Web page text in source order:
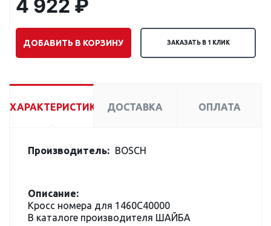
4 922 ₽
ДОБАВИТЬ В КОРЗИНУ ЗАКАЗАТЬ В 1 КЛИК
ХАРАКТЕРИСТИКИ ДОСТАВКА ОПЛАТА
Производитель: BOSCH
Описание:
Кросс номера для 1460C40000
В каталоге производителя ШАЙБА